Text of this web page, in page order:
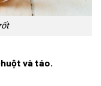
và táo.